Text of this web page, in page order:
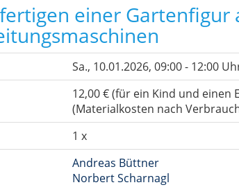
einer
Sa., 10.01.2026, 09:00 - 12:00
12,00 € (für ein Kind und einen
(Materialkosten nach
1 x
Andreas Büttner
Norbert Scharnagl